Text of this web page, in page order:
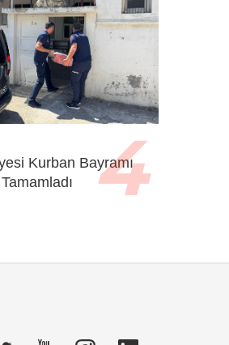
Kurban Bayramı
Tamamladı